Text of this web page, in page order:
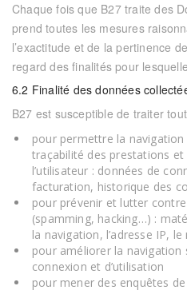
Chaque fois que B27traite des
prend toutes les mesures
l’exactitude et de la pertinence
regard des finalités pour
6.2 Finalité des données
B27 est susceptible de traiter
pour permettre la
traçabilité des prestations
l’utilisateur : données de
facturation, historique des
pour prévenir et lutter
(spamming, hacking…) :
la navigation, l’adresse IP,
pour améliorer la navigation
connexion et d’utilisation
pour mener des enquêtes